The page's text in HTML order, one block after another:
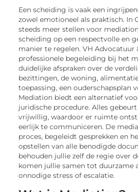
Een scheiding is vaak een
zowel emotioneel als praktisch. In
steeds meer stellen voor
scheiding op een respectvolle en
manier te regelen. VH Advocatuur
professionele begeleiding bij het
duidelijke afspraken over de
bezittingen, de woning,
toepassing, een ouderschapsplan
Mediation biedt een alternatief
juridische procedure. Alles
vrijwillig, waardoor er ruimte
eerlijk te communiceren. De
proces, begeleidt gesprekken en
opstellen van alle benodigde
behouden jullie zelf de regie over
komen jullie samen tot duurzame
onnodige stress of escalatie.